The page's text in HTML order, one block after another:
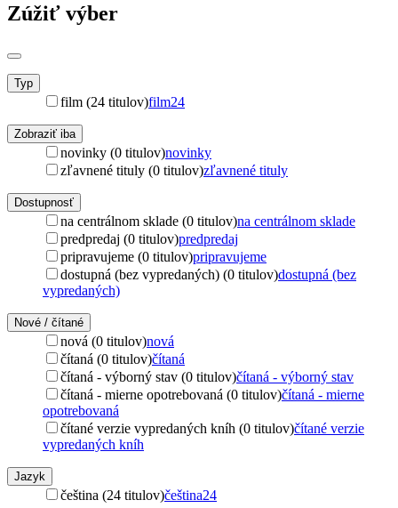
Zúžiť výber
Typ
film (24 titulov)film24
Zobraziť iba
novinky (0 titulov)novinky
zľavnené tituly (0 titulov)zľavnené tituly
Dostupnosť
na centrálnom sklade (0 titulov)na centrálnom sklade
predpredaj (0 titulov)predpredaj
pripravujeme (0 titulov)pripravujeme
dostupná (bez vypredaných) (0 titulov)dostupná (bez
vypredaných)
Nové / čítané
nová (0 titulov)nová
čítaná (0 titulov)čítaná
čítaná - výborný stav (0 titulov)čítaná - výborný stav
čítaná - mierne opotrebovaná (0 titulov)čítaná - mierne
opotrebovaná
čítané verzie vypredaných kníh (0 titulov)čítané verzie
vypredaných kníh
Jazyk
čeština (24 titulov)čeština24